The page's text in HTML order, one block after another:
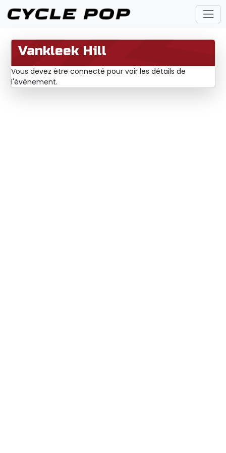
Vankleek Hill
Vous devez être connecté pour voir les détails de
l'évènement.